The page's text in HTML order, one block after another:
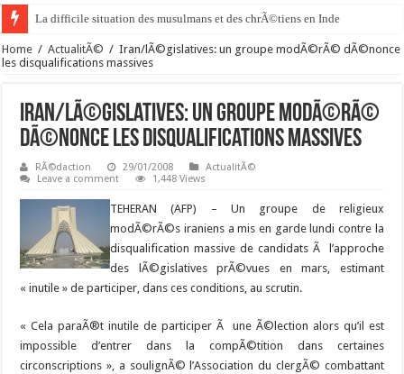
La difficile situation des musulmans et des chrÃ©tiens en Inde
Home / ActualitÃ© / Iran/lÃ©gislatives: un groupe modÃ©rÃ© dÃ©nonce
les disqualifications massives
Iran/lÃ©gislatives: un groupe modÃ©rÃ©
dÃ©nonce les disqualifications massives
RÃ©daction 29/01/2008
ActualitÃ©
Leave a comment
1,448 Views
TEHERAN (AFP) – Un groupe de religieux
modÃ©rÃ©s iraniens a mis en garde lundi contre la
disqualification massive de candidats Ã l’approche
des lÃ©gislatives prÃ©vues en mars, estimant
« inutile » de participer, dans ces conditions, au scrutin.
« Cela paraÃ®t inutile de participer Ã une Ã©lection alors qu’il est
impossible d’entrer dans la compÃ©tition dans certaines
circonscriptions », a soulignÃ© l’Association du clergÃ© combattant